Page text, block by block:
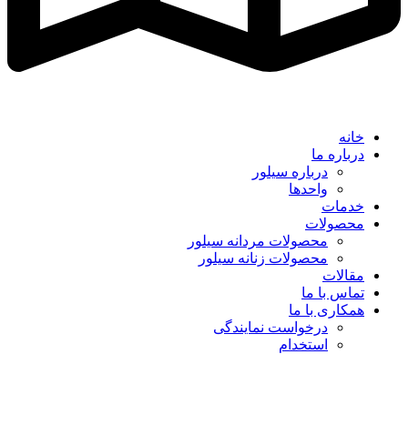
خانه
درباره ما
درباره سیلور
واحدها
خدمات
محصولات
محصولات مردانه سیلور
محصولات زنانه سیلور
مقالات
تماس با ما
همکاری با ما
درخواست نمایندگی
استخدام